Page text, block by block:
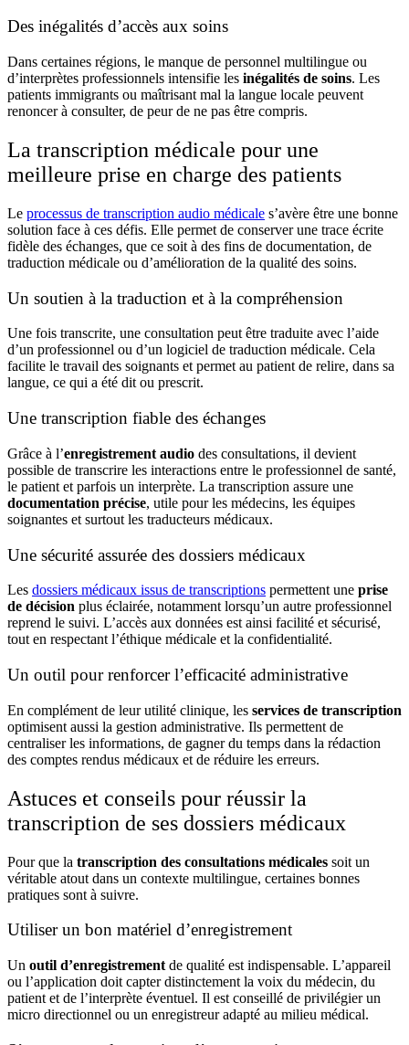
Des inégalités d’accès aux soins
Dans certaines régions, le manque de personnel multilingue ou
d’interprètes professionnels intensifie les inégalités de soins. Les
patients immigrants ou maîtrisant mal la langue locale peuvent
renoncer à consulter, de peur de ne pas être compris.
La transcription médicale pour une
meilleure prise en charge des patients
Le processus de transcription audio médicale s’avère être une bonne
solution face à ces défis. Elle permet de conserver une trace écrite
fidèle des échanges, que ce soit à des fins de documentation, de
traduction médicale ou d’amélioration de la qualité des soins.
Un soutien à la traduction et à la compréhension
Une fois transcrite, une consultation peut être traduite avec l’aide
d’un professionnel ou d’un logiciel de traduction médicale. Cela
facilite le travail des soignants et permet au patient de relire, dans sa
langue, ce qui a été dit ou prescrit.
Une transcription fiable des échanges
Grâce à l’enregistrement audio des consultations, il devient
possible de transcrire les interactions entre le professionnel de santé,
le patient et parfois un interprète. La transcription assure une
documentation précise, utile pour les médecins, les équipes
soignantes et surtout les traducteurs médicaux.
Une sécurité assurée des dossiers médicaux
Les dossiers médicaux issus de transcriptions permettent une prise
de décision plus éclairée, notamment lorsqu’un autre professionnel
reprend le suivi. L’accès aux données est ainsi facilité et sécurisé,
tout en respectant l’éthique médicale et la confidentialité.
Un outil pour renforcer l’efficacité administrative
En complément de leur utilité clinique, les services de transcription
optimisent aussi la gestion administrative. Ils permettent de
centraliser les informations, de gagner du temps dans la rédaction
des comptes rendus médicaux et de réduire les erreurs.
Astuces et conseils pour réussir la
transcription de ses dossiers médicaux
Pour que la transcription des consultations médicales soit un
véritable atout dans un contexte multilingue, certaines bonnes
pratiques sont à suivre.
Utiliser un bon matériel d’enregistrement
Un outil d’enregistrement de qualité est indispensable. L’appareil
ou l’application doit capter distinctement la voix du médecin, du
patient et de l’interprète éventuel. Il est conseillé de privilégier un
micro directionnel ou un enregistreur adapté au milieu médical.